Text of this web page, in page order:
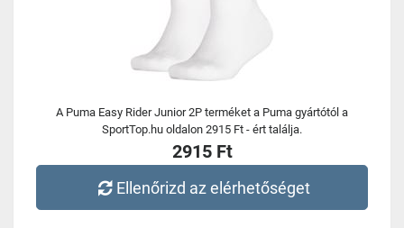
A Puma Easy Rider Junior 2P terméket a Puma gyártótól a
SportTop.hu oldalon 2915 Ft - ért találja.
2915 Ft
Ellenőrizd az elérhetőséget